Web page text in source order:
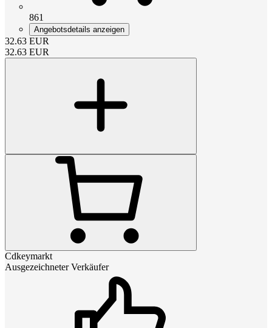
861
Angebotsdetails anzeigen
32.63 EUR
32.63 EUR
Cdkeymarkt
Ausgezeichneter Verkäufer